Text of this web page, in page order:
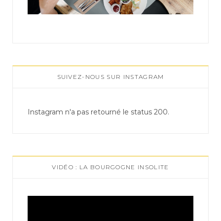
SUIVEZ-NOUS SUR INSTAGRAM
Instagram n'a pas retourné le status 200.
VIDÉO : LA BOURGOGNE INSOLITE